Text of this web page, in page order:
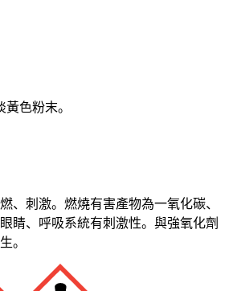
黃色粉末。
、刺激。燃燒有害產物為一氧化碳、
睛、呼吸系統有刺激性。與強氧化劑
。